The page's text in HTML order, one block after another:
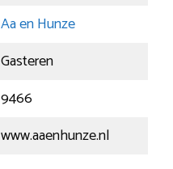
Aa en Hunze
Gasteren
9466
www.aaenhunze.nl